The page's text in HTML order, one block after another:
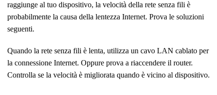
raggiunge al tuo dispositivo, la velocità della rete senza fili è
probabilmente la causa della lentezza Internet. Prova le soluzioni
seguenti.
Quando la rete senza fili è lenta, utilizza un cavo LAN cablato per
la connessione Internet. Oppure prova a riaccendere il router.
Controlla se la velocità è migliorata quando è vicino al dispositivo.